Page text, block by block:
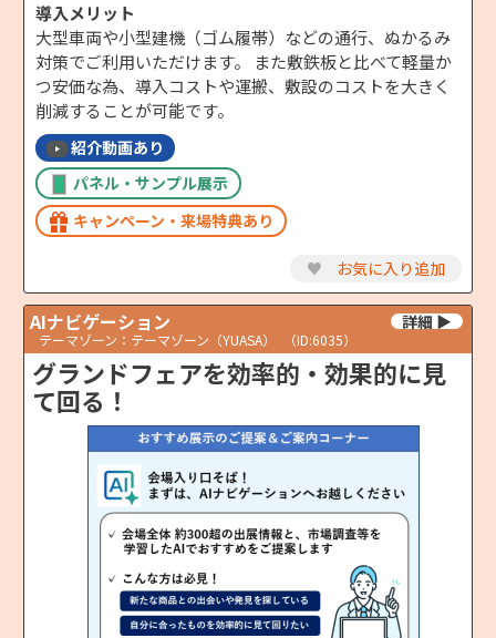
導入メリット
大型車両や小型建機（ゴム履帯）などの通行、ぬかるみ
対策でご利用いただけます。 また敷鉄板と比べて軽量か
つ安価な為、導入コストや運搬、敷設のコストを大きく
削減することが可能です。
紹介動画あり
パネル・サンプル展示
キャンペーン・来場特典あり
♥ お気に入り追加
AIナビゲーション
テーマゾーン：テーマゾーン（YUASA） （ID:6035）
グランドフェアを効率的・効果的に見
て回る！